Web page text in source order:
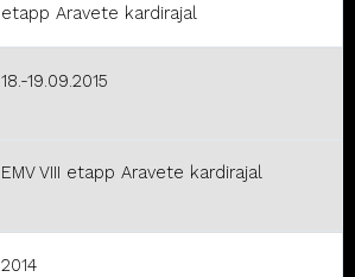
etapp Aravete kardirajal
18.-19.09.2015
EMV VIII etapp Aravete kardirajal
2014